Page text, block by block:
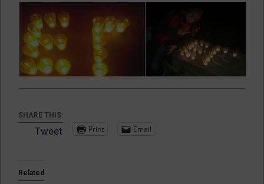
SHARE THIS:
Tweet Print Email
Related